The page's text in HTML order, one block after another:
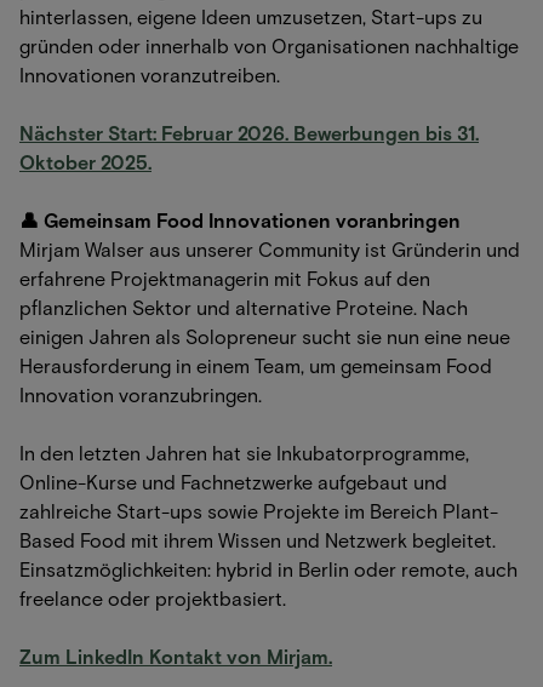
hinterlassen, eigene Ideen umzusetzen, Start-ups zu
gründen oder innerhalb von Organisationen nachhaltige
Innovationen voranzutreiben.
Nächster Start: Februar 2026. Bewerbungen bis 31.
Oktober 2025.
👤 Gemeinsam Food Innovationen voranbringen
Mirjam Walser aus unserer Community ist Gründerin und
erfahrene Projektmanagerin mit Fokus auf den
pflanzlichen Sektor und alternative Proteine. Nach
einigen Jahren als Solopreneur sucht sie nun eine neue
Herausforderung in einem Team, um gemeinsam Food
Innovation voranzubringen.
In den letzten Jahren hat sie Inkubatorprogramme,
Online-Kurse und Fachnetzwerke aufgebaut und
zahlreiche Start-ups sowie Projekte im Bereich Plant-
Based Food mit ihrem Wissen und Netzwerk begleitet.
Einsatzmöglichkeiten: hybrid in Berlin oder remote, auch
freelance oder projektbasiert.
Zum LinkedIn Kontakt von Mirjam.